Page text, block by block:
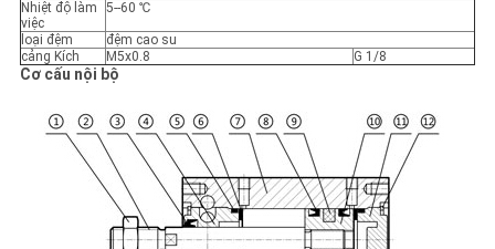
Nhiệt độ làm
việc
5--60 ℃
loại đệm
đệm cao su
cảng Kích
M5x0.8 G 1/8
Cơ cấu nội bộ